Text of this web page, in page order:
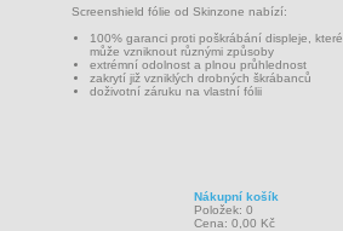
Screenshield fólie od Skinzone nabízí:
100% garanci proti poškrábání displeje, které
může vzniknout různými způsoby
extrémní odolnost a plnou průhlednost
zakrytí již vzniklých drobných škrábanců
doživotní záruku na vlastní fólii
Nákupní košík
Položek: 0
Cena: 0,00 Kč